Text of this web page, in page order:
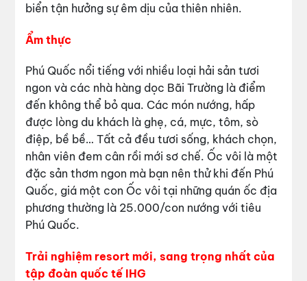
biển tận hưởng sự êm dịu của thiên nhiên.
Ẩm thực
Phú Quốc nổi tiếng với nhiều loại hải sản tươi
ngon và các nhà hàng dọc Bãi Trường là điểm
đến không thể bỏ qua. Các món nướng, hấp
được lòng du khách là ghẹ, cá, mực, tôm, sò
điệp, bề bề… Tất cả đều tươi sống, khách chọn,
nhân viên đem cân rồi mới sơ chế. Ốc vôi là một
đặc sản thơm ngon mà bạn nên thử khi đến Phú
Quốc, giá một con Ốc vôi tại những quán ốc địa
phương thường là 25.000/con nướng với tiêu
Phú Quốc.
Trải nghiệm resort mới, sang trọng nhất của
tập đoàn quốc tế IHG